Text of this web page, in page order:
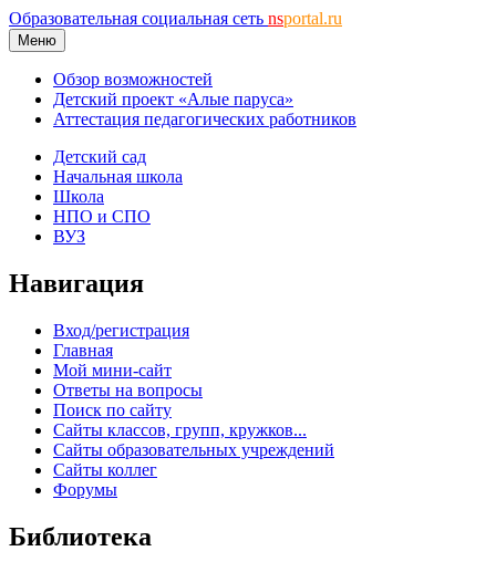
Образовательная социальная сеть nsportal.ru
Меню
Обзор возможностей
Детский проект «Алые паруса»
Аттестация педагогических работников
Детский сад
Начальная школа
Школа
НПО и СПО
ВУЗ
Навигация
Вход/регистрация
Главная
Мой мини-сайт
Ответы на вопросы
Поиск по сайту
Сайты классов, групп, кружков...
Сайты образовательных учреждений
Сайты коллег
Форумы
Библиотека